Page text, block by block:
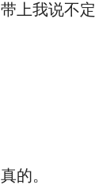
上我说不定
的。